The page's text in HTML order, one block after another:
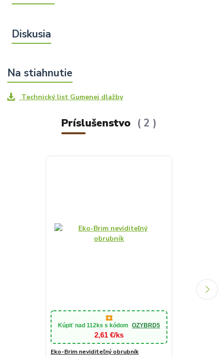
Technický list Gumenej dlažby
Príslušenstvo 2
Kúpiť nad 112ks s kódom OZYBRD5
2,61 €/ks
Eko-Brim neviditeľný obrubník